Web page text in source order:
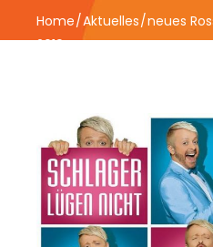
Home Aktuelles neues
2019